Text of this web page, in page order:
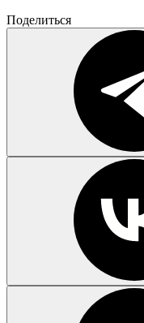
Поделиться